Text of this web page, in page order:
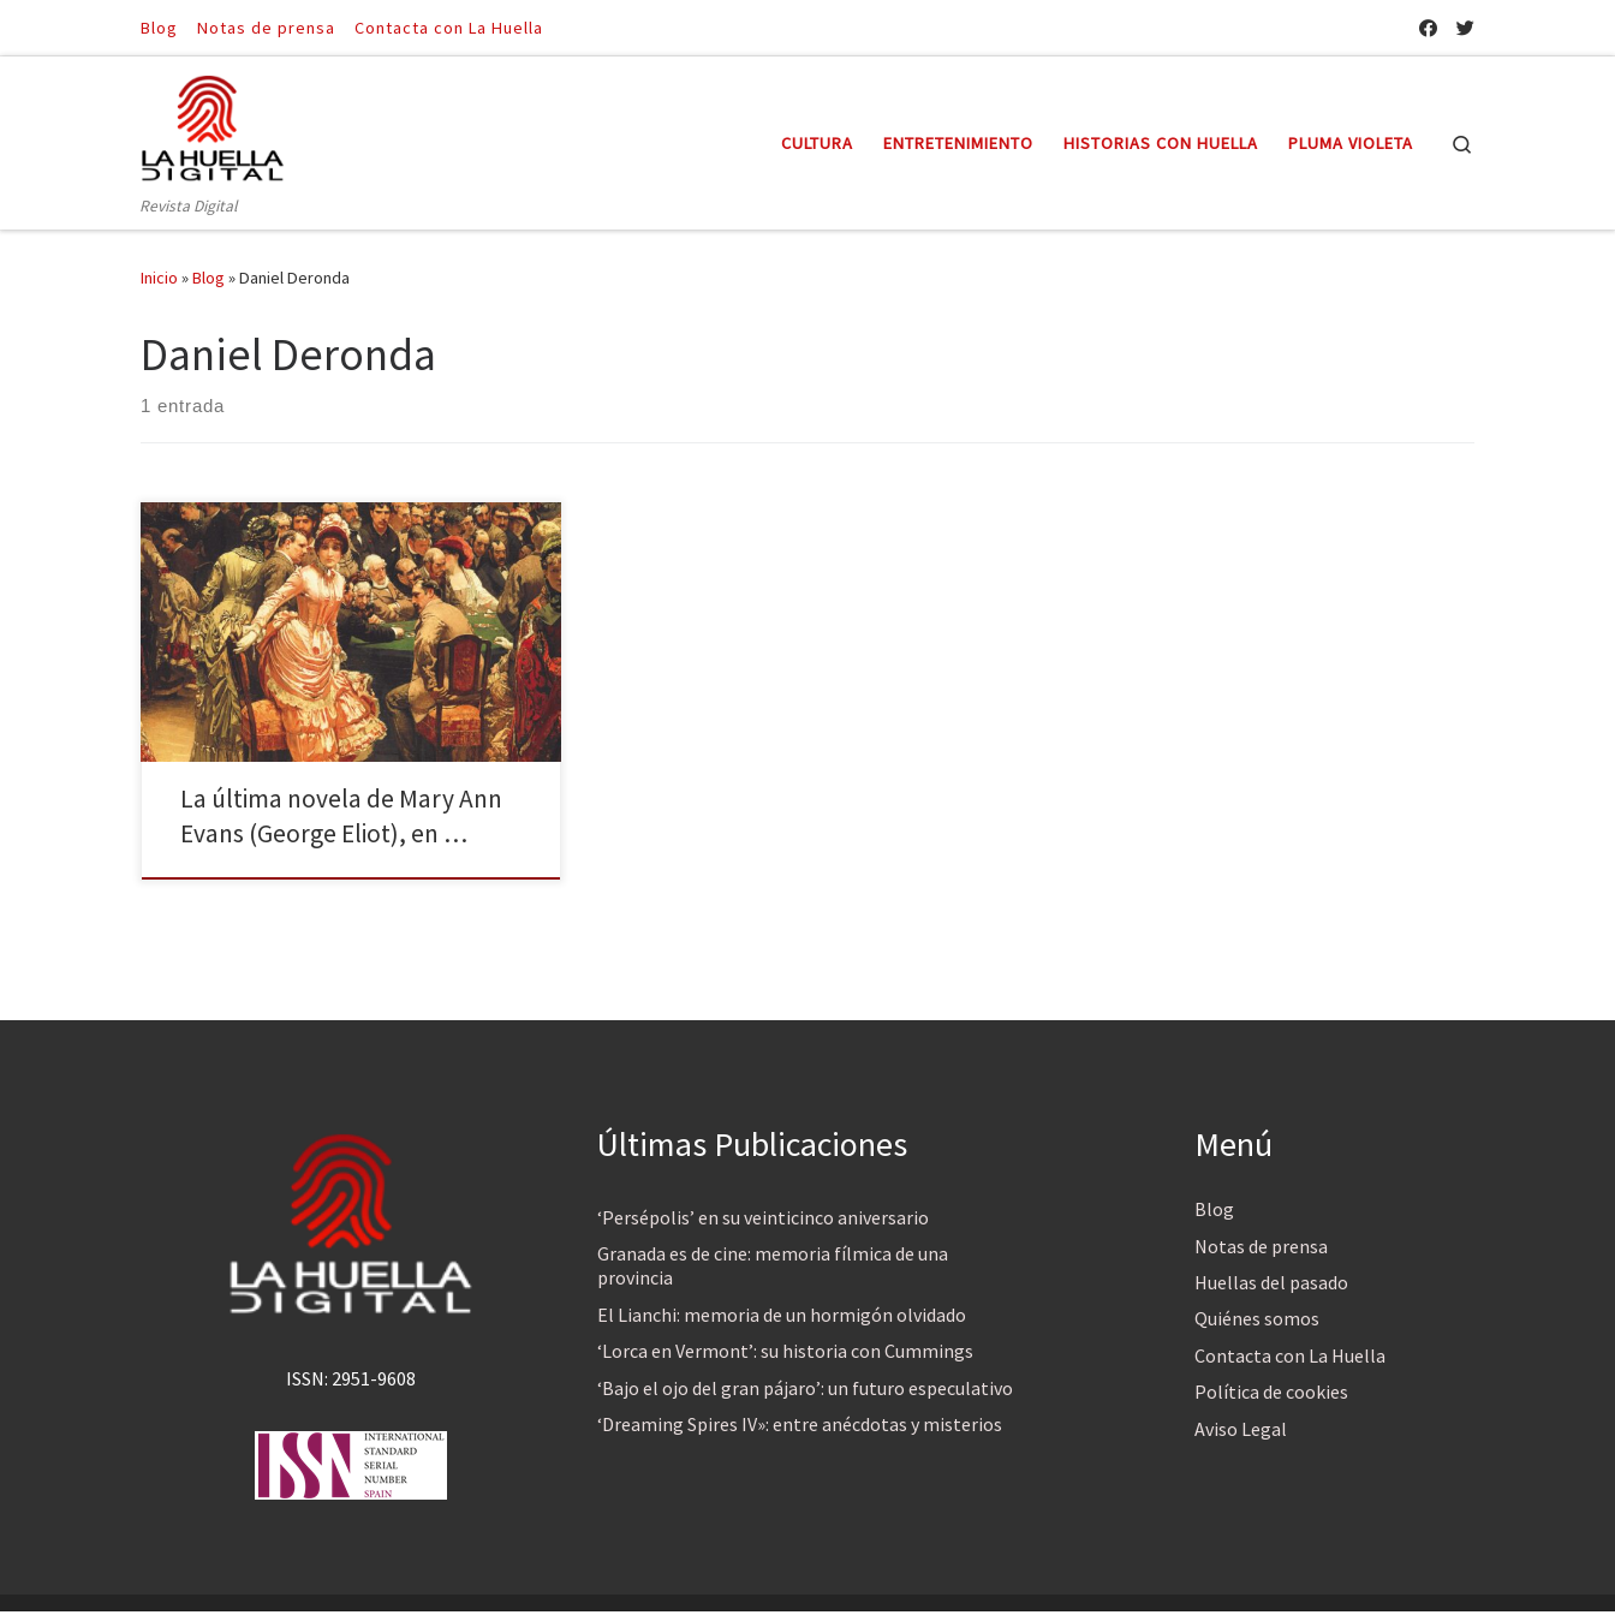
Saltar al contenido
Blog Notas de prensa Contacta con La Huella
Revista Digital
CULTURA ENTRETENIMIENTO HISTORIAS CON HUELLA PLUMA VIOLETA
Inicio »Blog »Daniel Deronda
Daniel Deronda
1 entrada
«El conocimiento construye lentamente lo que la
ignorancia derriba en una hora». La editorial Alba ha
publicado recientemente Daniel Deronda, la última
novela que publicó George Eliot (seudónimo de Mary
Ann Evans), y lo hace en su colección Alba Clásica
Maior, una cuidada selección de clásicos en edición de
lujo. […]
La última novela de Mary Ann
Evans (George Eliot), en …
ISSN: 2951-9608
Últimas Publicaciones
‘Persépolis’ en su veinticinco aniversario
Granada es de cine: memoria fílmica de una
provincia
El Lianchi: memoria de un hormigón olvidado
‘Lorca en Vermont’: su historia con Cummings
‘Bajo el ojo del gran pájaro’: un futuro especulativo
‘Dreaming Spires IV»: entre anécdotas y misterios
Menú
Blog
Notas de prensa
Huellas del pasado
Quiénes somos
Contacta con La Huella
Política de cookies
Aviso Legal